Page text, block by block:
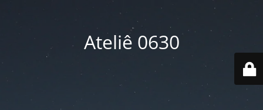
Ateliê 0630